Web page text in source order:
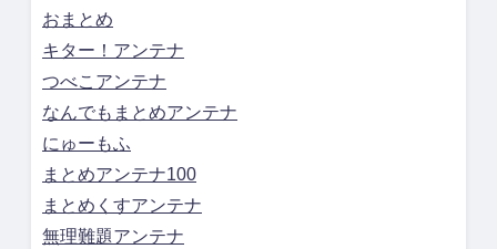
おまとめ
キター！アンテナ
つべこアンテナ
なんでもまとめアンテナ
にゅーもふ
まとめアンテナ100
まとめくすアンテナ
無理難題アンテナ